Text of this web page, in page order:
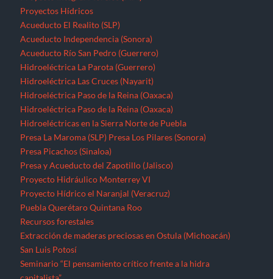
Proyectos Hídricos
Acueducto El Realito (SLP)
Acueducto Independencia (Sonora)
Acueducto Río San Pedro (Guerrero)
Hidroeléctrica La Parota (Guerrero)
Hidroeléctrica Las Cruces (Nayarit)
Hidroeléctrica Paso de la Reina (Oaxaca)
Hidroeléctrica Paso de la Reina (Oaxaca)
Hidroeléctricas en la Sierra Norte de Puebla
Presa La Maroma (SLP) Presa Los Pilares (Sonora)
Presa Picachos (Sinaloa)
Presa y Acueducto del Zapotillo (Jalisco)
Proyecto Hidráulico Monterrey VI
Proyecto Hídrico el Naranjal (Veracruz)
Puebla Querétaro Quintana Roo
Recursos forestales
Extracción de maderas preciosas en Ostula (Michoacán)
San Luis Potosí
Seminario “El pensamiento crítico frente a la hidra